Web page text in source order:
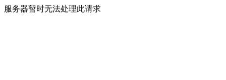
服务器暂时无法处理此请求